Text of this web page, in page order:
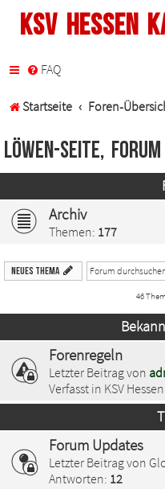
KSV Hessen
FAQ
Startseite Foren-
Löwen-Seite,
Archiv
Themen: 177
Neues Thema
46
Forenregeln
Letzter Beitrag von
Verfasst in KSV
Forum Updates
Letzter Beitrag von
Antworten: 12